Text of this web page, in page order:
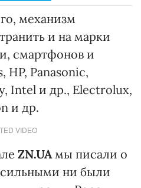
механизм
и на марки
смартфонов и
HP, Panasonic,
Intel и др., Electrolux,
и др.
VIDEO
ZN.UAмы писали о
ни были